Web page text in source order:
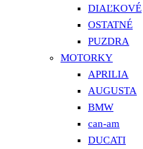
DIAĽKOVÉ
OSTATNÉ
PUZDRA
MOTORKY
APRILIA
AUGUSTA
BMW
can-am
DUCATI